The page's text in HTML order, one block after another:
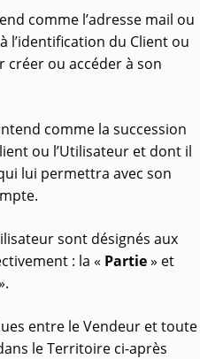
comme l’adresse mail ou
l’identification du Client ou
créer ou accéder à son
comme la succession
ou l’Utilisateur et dont il
lui permettra avec son
sont désignés aux
: la « Partie» et
entre le Vendeur et toute
le Territoire ci-après